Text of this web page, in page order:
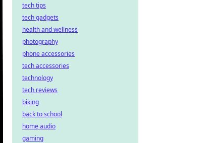
tech tips
tech gadgets
health and wellness
photography
phone accessories
tech accessories
technology
tech reviews
biking
back to school
home audio
gaming